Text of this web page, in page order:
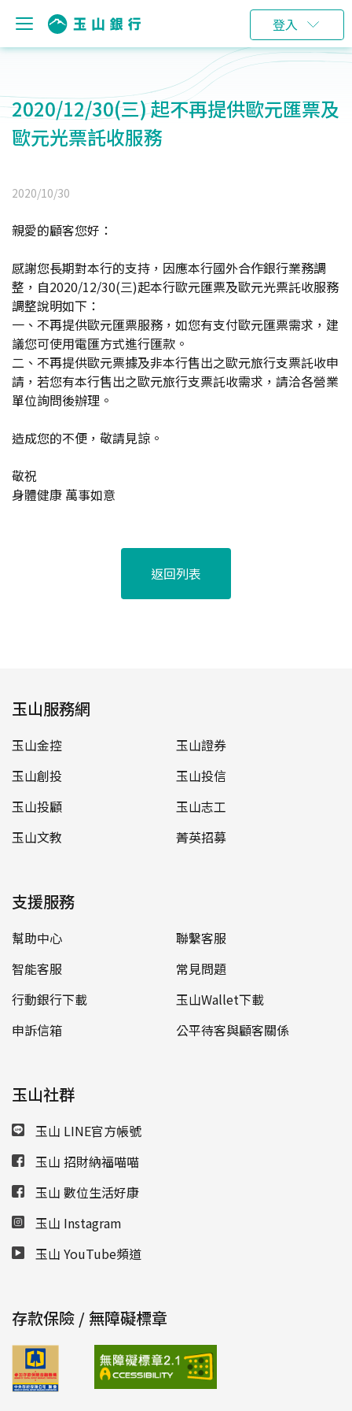
登入
2020/12/30(三) 起不再提供歐元匯票及
歐元光票託收服務
2020/10/30
親愛的顧客您好：
感謝您長期對本行的支持，因應本行國外合作銀行業務調
整，自2020/12/30(三)起本行歐元匯票及歐元光票託收服務
調整說明如下：
一、不再提供歐元匯票服務，如您有支付歐元匯票需求，建
議您可使用電匯方式進行匯款。
二、不再提供歐元票據及非本行售出之歐元旅行支票託收申
請，若您有本行售出之歐元旅行支票託收需求，請洽各營業
單位詢問後辦理。
造成您的不便，敬請見諒。
敬祝
身體健康 萬事如意
返回列表
玉山服務網
玉山金控
玉山證券
玉山創投
玉山投信
玉山投顧
玉山志工
玉山文教
菁英招募
支援服務
幫助中心
聯繫客服
智能客服
常見問題
行動銀行下載
玉山Wallet下載
申訴信箱
公平待客與顧客關係
玉山社群
玉山 LINE官方帳號
玉山 招財納福喵喵
玉山 數位生活好康
玉山 Instagram
玉山 YouTube頻道
存款保險 / 無障礙標章